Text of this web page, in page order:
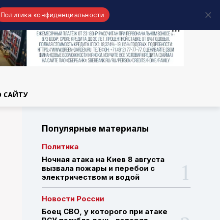
САЙТУ
Популярные материалы
Политика
Ночная атака на Киев 8 августа
вызвала пожары и перебои с
электричеством и водой
Новости России
Боец СВО, у которого при атаке
Политика конфиденциальности